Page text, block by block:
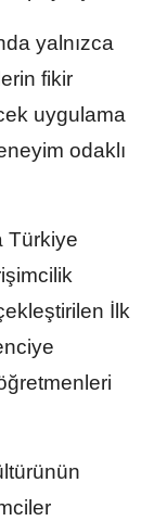
yalnızca
fikir
uygulama
odaklı
Türkiye
İlk